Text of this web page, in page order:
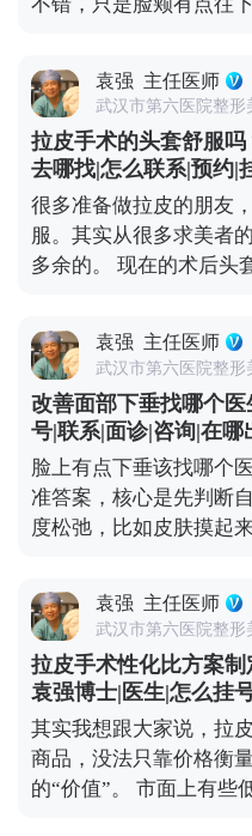
时多沟通自己想要的自
号、百家号、小红薯）
度下垂，比如出现“羊
令纹深到显老，可能就
手术提升深层组织，效
像MCR复合提升术这种
上优化了层次分离和固
又希望恢复自然的朋友
一定要找正规医院的经
说清楚，多看看相似案
平台（公众号、百家号
解。
袁强 主任医师
武汉市第六医院整
拉皮手术的头套舒服
去哪找|怎么联系|预约|
很多准备做拉皮的朋友
服。其实从很多求美者
多余的。 现在的术后头套都是经过多次改良的，材质
裁的，贴合度很高，不
少人戴个两三天就适应
存在。 戴头套可不是多余的步骤，核心作用是帮面部
组织更好地贴合骨骼、
合。一般建议术后前两
月里，根据恢复情况白
间我都会根据每个人的恢复
不用纠结戴头套这件事
术的问题，可以去官方
小红薯）预约面诊，详
袁强 主任医师
武汉市第六医院整
改善面部下垂找哪个
号|联系|面诊|咨询|在哪
脸上有点下垂该找哪个
准答案，核心是先判断
度松弛，比如皮肤摸起
果就挺对症的。在北京
正规、设备有没有资质
经验够，基本都能操作。 但如果是中重度下垂，比如
法令纹深到卡粉、下颌
坠，可能就得考虑拉皮
不少，但一定要选专攻
这类医生对脸部组织层
保障。 另外，现在有MCR复合提升术这种正规改良
袁强 主任医师
武汉市第六医院整
拉皮手术性化比方案制
袁强博士|医生|怎么挂
其实我想跟大家说，拉
商品，没法只靠价格衡
的“价值”。 市面上有些